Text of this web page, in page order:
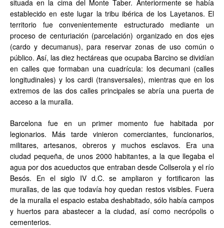
situada en la cima del Monte Taber. Anteriormente se había
establecido en este lugar la tribu ibérica de los Layetanos. El
territorio fue convenientemente estructurado mediante un
proceso de centuriación (parcelación) organizado en dos ejes
(cardo y decumanus), para reservar zonas de uso común o
público. Así, las diez hectáreas que ocupaba Barcino se dividían
en calles que formaban una cuadrícula: los decumani (calles
longitudinales) y los cardi (transversales), mientras que en los
extremos de las dos calles principales se abría una puerta de
acceso a la muralla.
Barcelona fue en un primer momento fue habitada por
legionarios. Más tarde vinieron comerciantes, funcionarios,
militares, artesanos, obreros y muchos esclavos. Era una
ciudad pequeña, de unos 2000 habitantes, a la que llegaba el
agua por dos acueductos que entraban desde Collserola y el río
Besós. En el siglo IV d.C. se ampliaron y fortificaron las
murallas, de las que todavía hoy quedan restos visibles. Fuera
de la muralla el espacio estaba deshabitado, sólo había campos
y huertos para abastecer a la ciudad, así como necrópolis o
cementerios.